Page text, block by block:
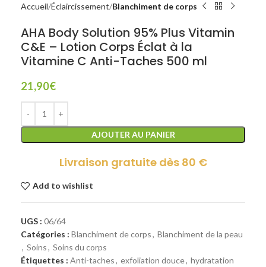
Accueil Éclaircissement Blanchiment de corps
AHA Body Solution 95% Plus Vitamin
C&E – Lotion Corps Éclat à la
Vitamine C Anti-Taches 500 ml
21,90€
AJOUTER AU PANIER
Livraison gratuite dès 80 €
Add to wishlist
UGS : 06/64
Catégories : Blanchiment de corps, Blanchiment de la peau
, Soins, Soins du corps
Étiquettes : Anti-taches, exfoliation douce, hydratation